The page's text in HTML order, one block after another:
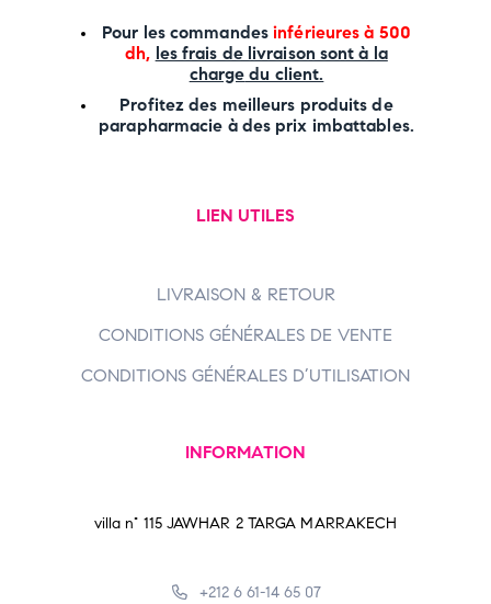
Pour les commandesinférieures à 500
dh, les frais de livraison sont à la
charge du client.
Profitez des meilleurs produits de
parapharmacie à des prix imbattables.
LIEN UTILES
LIVRAISON & RETOUR
CONDITIONS GÉNÉRALES DE VENTE
CONDITIONS GÉNÉRALES D’UTILISATION
INFORMATION
villa n° 115 JAWHAR 2 TARGA MARRAKECH
+212 6 61-14 65 07